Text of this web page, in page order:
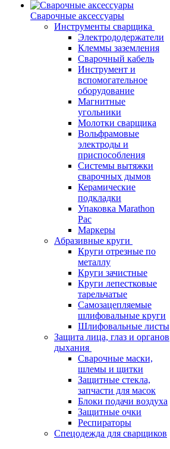
Сварочные аксессуары
Инструменты сварщика
Электрододержатели
Клеммы заземления
Сварочный кабель
Инструмент и
вспомогательное
оборудование
Магнитные
угольники
Молотки сварщика
Вольфрамовые
электроды и
приспособления
Системы вытяжки
сварочных дымов
Керамические
подкладки
Упаковка Marathon
Pac
Маркеры
Абразивные круги
Круги отрезные по
металлу
Круги зачистные
Круги лепестковые
тарельчатые
Самозацепляемые
шлифовальные круги
Шлифовальные листы
Защита лица, глаз и органов
дыхания
Сварочные маски,
шлемы и щитки
Защитные стекла,
запчасти для масок
Блоки подачи воздуха
Защитные очки
Респираторы
Спецодежда для сварщиков